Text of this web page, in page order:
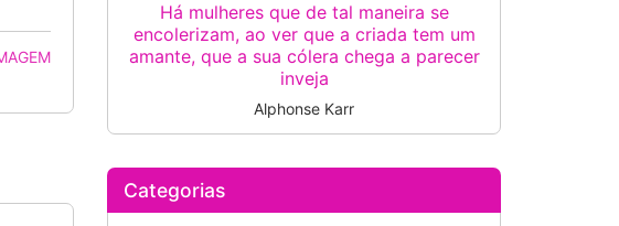
Há mulheres que de tal maneira se
encolerizam, ao ver que a criada tem um
amante, que a sua cólera chega a parecer
inveja
Alphonse Karr
Categorias